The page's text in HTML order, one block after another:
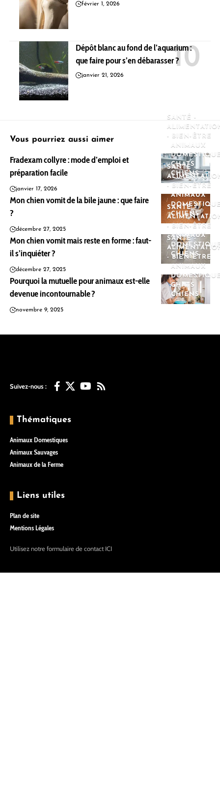
février 1, 2026
Dépôt blanc au fond de l’aquarium :
que faire pour s’en débarasser ?
janvier 21, 2026
Vous pourriez aussi aimer
SANTÉ -
- BIEN-ÊTRE
ANIMAUX
CHATS
CHIENS
Fradexam collyre : mode d’emploi et
préparation facile
janvier 17, 2026
SANTÉ -
- BIEN-ÊTRE
ANIMAUX
CHIENS
Mon chien vomit de la bile jaune : que faire
?
décembre 27, 2025
SANTÉ -
- BIEN-ÊTRE
ANIMAUX
CHIENS
Mon chien vomit mais reste en forme : faut-
il s’inquiéter ?
décembre 27, 2025
SANTÉ -
- BIEN-ÊTRE
ANIMAUX
CHATS
CHIENS
Pourquoi la mutuelle pour animaux est-elle
devenue incontournable ?
novembre 9, 2025
Suivez-nous :
Thématiques
Animaux Domestiques
Animaux Sauvages
Animaux de la Ferme
Liens utiles
Plan de site
Mentions Légales
Utilisez notre formulaire de contact ICI